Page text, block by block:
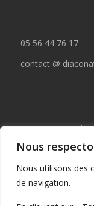
Nous
Nous utilisons des
de navigation.
05 56 44 76 17
contact @
Horaires accueil :
du lundi au jeudi
et de 14:00 à